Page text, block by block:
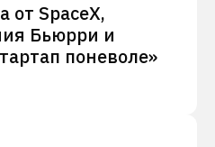
от SpaceX,
Бьюрри и
поневоле»